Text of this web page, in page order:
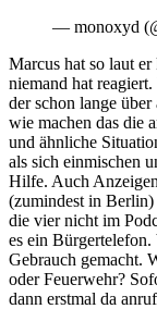
— monoxyd
Marcus hat so laut
niemand hat
der schon lange
wie machen das die
und ähnliche
als sich einmischen
Hilfe. Auch
(zumindest in Berlin)
die vier nicht im
es ein
Gebrauch gemacht.
oder Feuerwehr?
dann erstmal da